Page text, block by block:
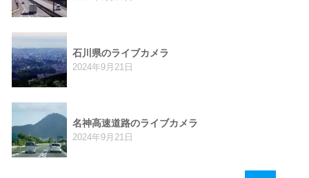
石川県のライブカメラ
2024年9月21日
名神高速道路のライブカメラ
2024年9月21日